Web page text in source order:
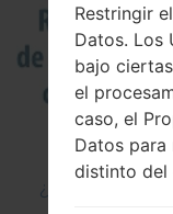
¿Cómo
Restringir
Datos. Los
bajo
el
caso, el
Datos
distinto del